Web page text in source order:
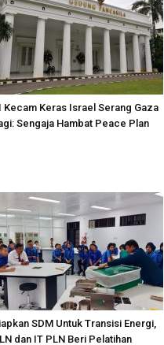
Kecam Keras Israel Serang Gaza
Sengaja Hambat Peace Plan
SDM Untuk Transisi Energi,
dan IT PLN Beri Pelatihan